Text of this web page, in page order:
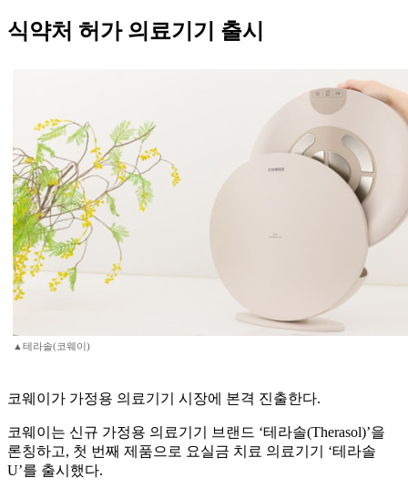
식약처 허가 의료기기 출시
▲테라솔(코웨이)
코웨이가 가정용 의료기기 시장에 본격 진출한다.
코웨이는 신규 가정용 의료기기 브랜드 ‘테라솔(Therasol)’을
론칭하고, 첫 번째 제품으로 요실금 치료 의료기기 ‘테라솔
U’를 출시했다.